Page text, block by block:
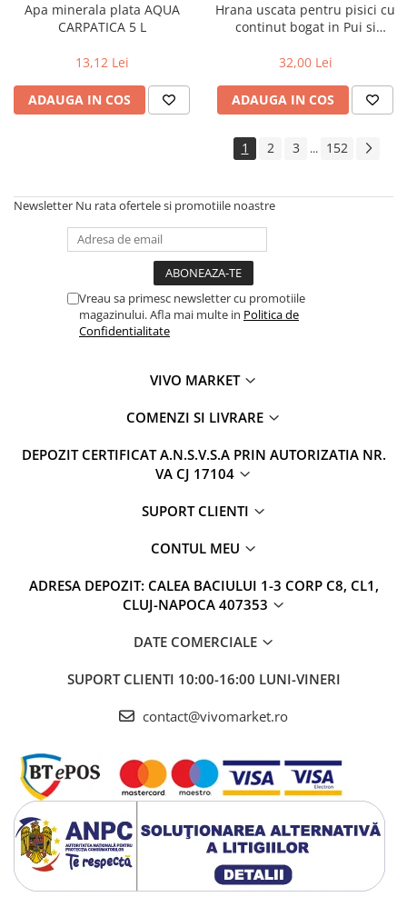
Apa minerala plata AQUA
CARPATICA 5 L
13,12 Lei
ADAUGA IN COS
Hrana uscata pentru pisici cu
continut bogat in Pui si
Junior, 800g
32,00 Lei
ADAUGA IN COS
1 2 3 ... 152
Newsletter Nu rata ofertele si promotiile noastre
Vreau sa primesc newsletter cu promotiile
magazinului. Afla mai multe in Politica de
Confidentialitate
VIVO MARKET
COMENZI SI LIVRARE
DEPOZIT CERTIFICAT A.N.S.V.S.A PRIN AUTORIZATIA NR.
VA CJ 17104
SUPORT CLIENTI
CONTUL MEU
ADRESA DEPOZIT: CALEA BACIULUI 1-3 CORP C8, CL1,
CLUJ-NAPOCA 407353
DATE COMERCIALE
SUPORT CLIENTI 10:00-16:00 LUNI-VINERI
contact@vivomarket.ro